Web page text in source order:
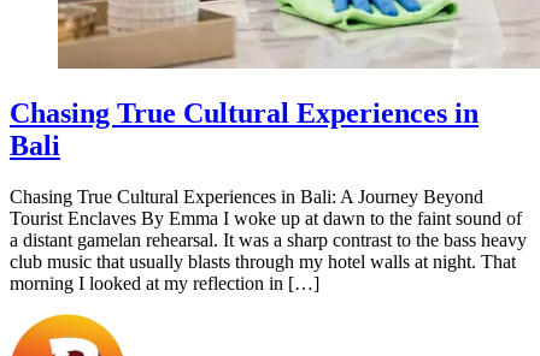
Chasing True Cultural Experiences in
Bali
Chasing True Cultural Experiences in Bali: A Journey Beyond
Tourist Enclaves By Emma I woke up at dawn to the faint sound of
a distant gamelan rehearsal. It was a sharp contrast to the bass heavy
club music that usually blasts through my hotel walls at night. That
morning I looked at my reflection in […]